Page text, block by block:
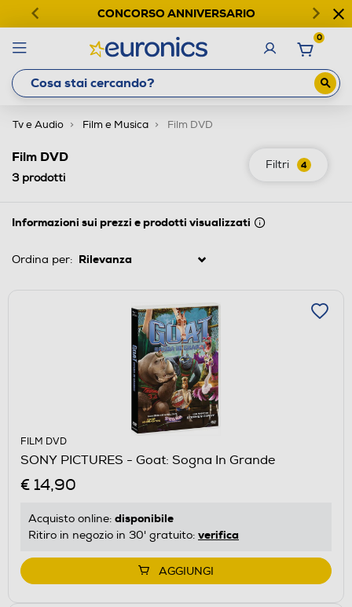
CONCORSO ANNIVERSARIO
0
Tv e Audio Film e Musica Film DVD
Filtri 4
Film DVD
3prodotti
Informazioni sui prezzi e prodotti visualizzati
Ordina per:
FILM DVD
SONY PICTURES - Goat: Sogna In Grande
€ 14,90
Acquisto online: disponibile
Ritiro in negozio in 30' gratuito: verifica
AGGIUNGI